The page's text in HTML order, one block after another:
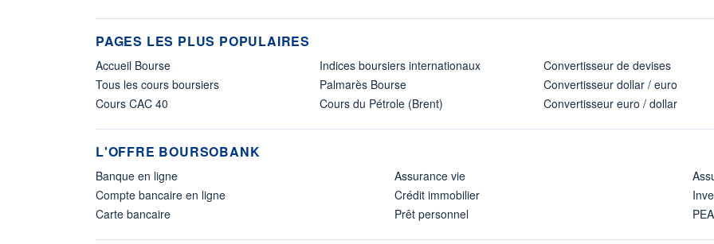
PAGES LES PLUS POPULAIRES
Accueil Bourse
Tous les cours boursiers
Cours CAC 40
Indices boursiers internationaux
Palmarès Bourse
Cours du Pétrole (Brent)
Convertisseur de devises
Convertisseur dollar / euro
Convertisseur euro / dollar
L'OFFRE BOURSOBANK
Banque en ligne
Compte bancaire en ligne
Carte bancaire
Assurance vie
Crédit immobilier
Prêt personnel
PEA